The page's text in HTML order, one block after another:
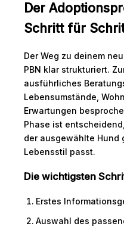
Der
Schritt für
Der Weg zu deinem
PBN klar strukturiert.
ausführliches
Lebensumstände,
Erwartungen
Phase ist
der ausgewählte Hund
Lebensstil passt.
Die wichtigsten
Erstes
Auswahl des